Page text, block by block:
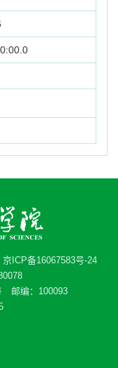
京ICP备16067583号-24
邮编：100093